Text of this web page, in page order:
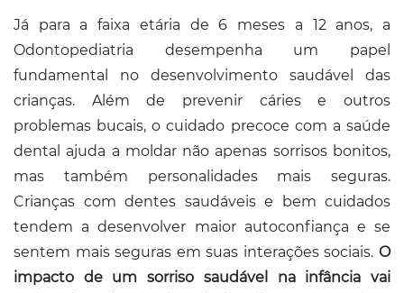
Já para a faixa etária de 6 meses a 12 anos, a
Odontopediatria desempenha um papel
fundamental no desenvolvimento saudável das
crianças. Além de prevenir cáries e outros
problemas bucais, o cuidado precoce com a saúde
dental ajuda a moldar não apenas sorrisos bonitos,
mas também personalidades mais seguras.
Crianças com dentes saudáveis e bem cuidados
tendem a desenvolver maior autoconfiança e se
sentem mais seguras em suas interações sociais. O
impacto de um sorriso saudável na infância vai